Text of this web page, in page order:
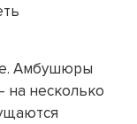
Амбушюры
на несколько